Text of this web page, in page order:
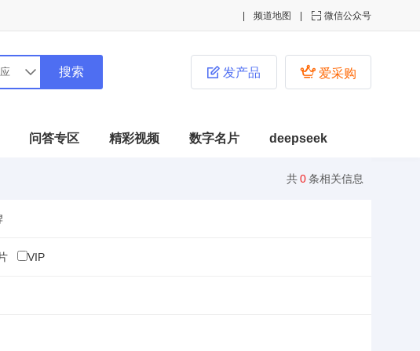
 微信公众号
频道地图
 爱采购
 发产品
问答专区 精彩视频 数字名片 deepseek
共0条相关信息
VIP